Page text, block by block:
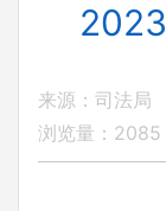
来源：司法局
浏览量： 2085